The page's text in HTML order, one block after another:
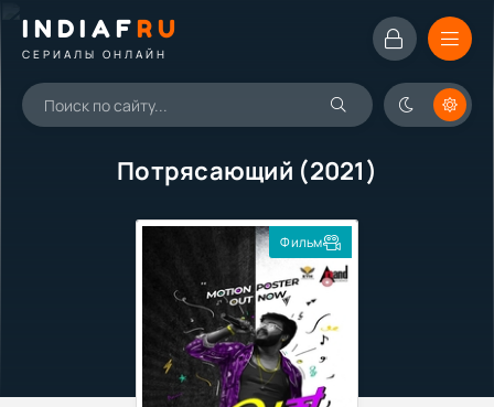
INDIAFRU
СЕРИАЛЫ ОНЛАЙН
Потрясающий (2021)
Фильм